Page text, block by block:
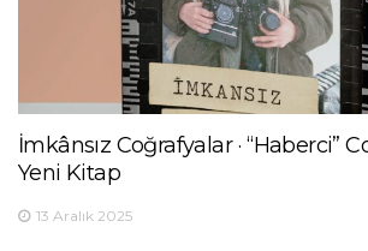
İmkânsız Coğrafyalar · “Haberci”
Yeni Kitap
13 Aralık 2025